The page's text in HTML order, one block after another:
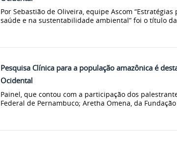
Por Sebastião de Oliveira, equipe Ascom
saúde e na sustentabilidade ambiental” foi o título
Pesquisa Clínica para a população amazônica é
Ocidental
Painel, que contou com a participação dos
Federal de Pernambuco; Aretha Omena, da